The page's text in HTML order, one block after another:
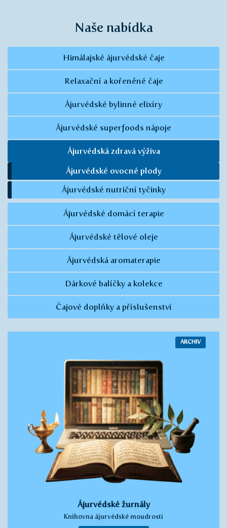
Naše nabídka
Himálajské ájurvédské čaje
Relaxační a kořeněné čaje
Ájurvédské bylinné elixíry
Ájurvédské superfoods nápoje
Ájurvédská zdravá výživa
Ájurvédské ovocné plody
Ájurvédské nutriční tyčinky
Ájurvédské domácí terapie
Ájurvédské tělové oleje
Ájurvédská aromaterapie
Dárkové balíčky a kolekce
Čajové doplňky a příslušenství
ARCHIV
Ájurvédské žurnály
Knihovna ájurvédské moudrosti